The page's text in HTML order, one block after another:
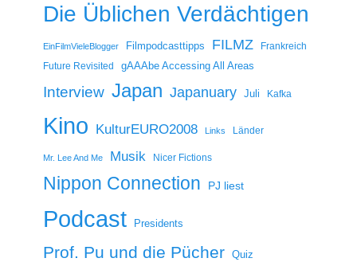
Die Üblichen Verdächtigen
EinFilmVieleBlogger Filmpodcasttipps FILMZ
Frankreich
Future Revisited
gAAAbe Accessing All Areas
Interview Japan Japanuary Juli Kafka
Kino KulturEURO2008 Links Länder
Mr. Lee And Me Musik Nicer Fictions
Nippon Connection PJ liest
Podcast Presidents
Prof. Pu und die Pücher Quiz